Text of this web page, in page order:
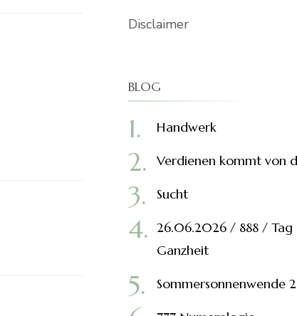
Disclaimer
BLOG
Handwerk
Verdienen kommt von
Sucht
26.06.2026 / 888 / Tag
Ganzheit
Sommersonnenwende